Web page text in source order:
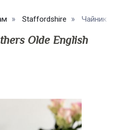
Staffordshire Чайник
Olde English